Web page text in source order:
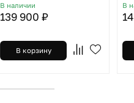
В наличии
139 900 ₽
В корзину
В